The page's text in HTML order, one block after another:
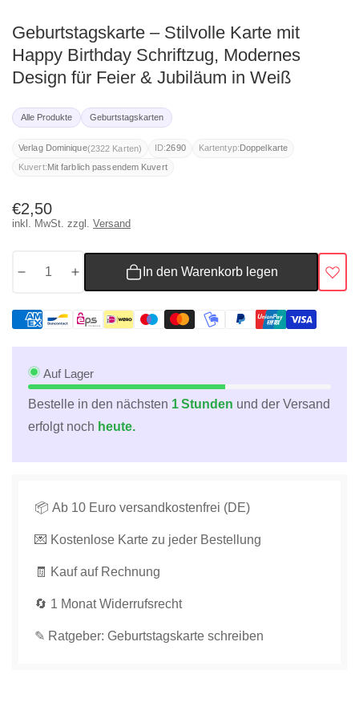
Geburtstagskarte – Stilvolle Karte mit
Happy Birthday Schriftzug, Modernes
Design für Feier & Jubiläum in Weiß
Alle Produkte Geburtstagskarten
Verlag Dominique(2322 Karten) ID:2690 Kartentyp:Doppelkarte
Kuvert:Mit farblich passendem Kuvert
Normaler
Preis
€2,50
inkl. MwSt. zzgl. Versand
Menge
Geburtstagskarte
Karte
mit
Happy
Birthday
Modernes
Feier
&amp;
verringern
Menge
Geburtstagskarte
Karte
mit
Happy
Birthday
Modernes
für
&amp;
in
erhöhen
In den Warenkorb legen
Auf Lager
Bestelle in den nächsten 1 Stunden und der Versand
erfolgt noch heute.
📦 Ab 10 Euro versandkostenfrei (DE)
💌 Kostenlose Karte zu jeder Bestellung
🧾 Kauf auf Rechnung
🔄 1 Monat Widerrufsrecht
✎ Ratgeber: Geburtstagskarte schreiben